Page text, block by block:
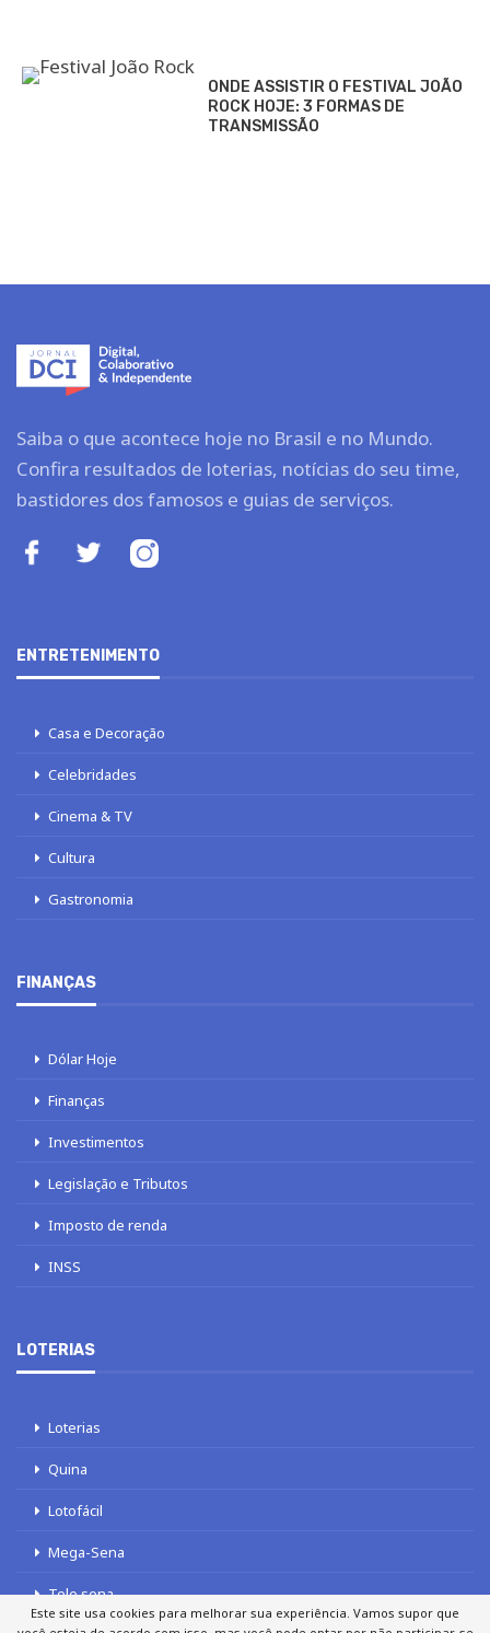
ONDE ASSISTIR O FESTIVAL JOÃO
ROCK HOJE: 3 FORMAS DE
TRANSMISSÃO
Saiba o que acontece hoje no Brasil e no Mundo.
Confira resultados de loterias, notícias do seu time,
bastidores dos famosos e guias de serviços.
ENTRETENIMENTO
Casa e Decoração
Celebridades
Cinema & TV
Cultura
Gastronomia
FINANÇAS
Dólar Hoje
Finanças
Investimentos
Legislação e Tributos
Imposto de renda
INSS
LOTERIAS
Loterias
Quina
Lotofácil
Mega-Sena
Tele sena
Este site usa cookies para melhorar sua experiência. Vamos supor que